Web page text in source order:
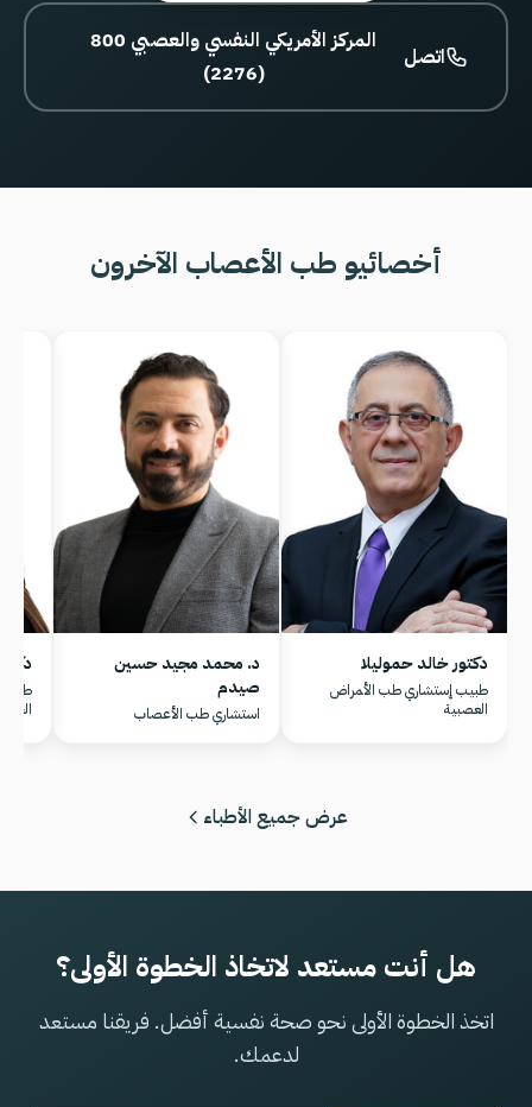
اتصل
800 المركز الأمريكي النفسي والعصبي
(2276)
أخصائيو طب الأعصاب الآخرون
دكتور خالد حموليلا
طبيب إستشاري طب اﻷﻤﺮاض
اﻟﻌﺼﺒﻴﺔ
د. محمد مجيد حسين
صيدم
استشاري طب الأعصاب
عرض جميع الأطباء
هل أنت مستعد لاتخاذ الخطوة الأولى؟
اتخذ الخطوة الأولى نحو صحة نفسية أفضل. فريقنا مستعد
لدعمك.